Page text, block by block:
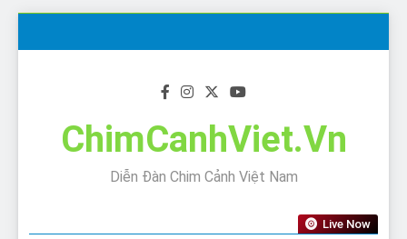
ChimCanhViet.Vn
Diễn Đàn Chim Cảnh Việt Nam
Live Now